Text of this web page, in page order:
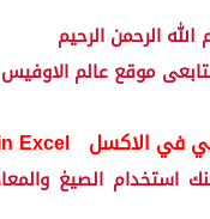
الرحمن الرحيم
موقع عالم الاوفيس
في الاكسل Excel
استخدام الصيغ